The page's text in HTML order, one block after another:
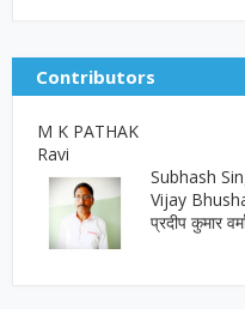
Contributors
M K PATHAK
Ravi
Subhash
Vijay
प्रदीप कुमार